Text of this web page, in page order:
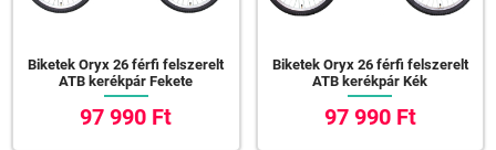
Biketek Oryx 26 férfi felszerelt
ATB kerékpár Fekete
97 990 Ft
Biketek Oryx 26 férfi felszerelt
ATB kerékpár Kék
97 990 Ft